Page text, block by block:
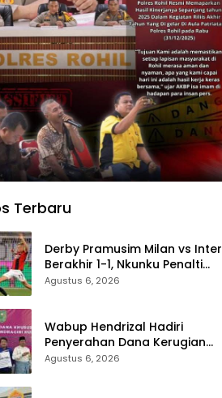
Terbaru
Derby Pramusim Milan vs Inter
Berakhir 1-1, Nkunku Penalti
Selamatkan Rossoneri
Agustus 6, 2026
Wabup Hendrizal Hadiri
Penyerahan Dana Kerugian
Negara Rp1,86 Miliar Kasus
Agustus 6, 2026